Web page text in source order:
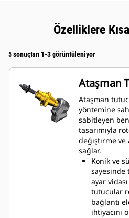
Özelliklere
5 sonuçtan 1-3 görüntüleniyor
Ataşman
Ataşman
yöntemine
sabitleyen
tasarımıyla
değiştirme ve
sağlar.
Konik ve
sayesinde
ayar
tutucular
bağlantı
ihtiyacını